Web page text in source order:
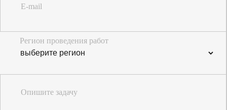
E-mail
Регион проведения работ
Опишите задачу